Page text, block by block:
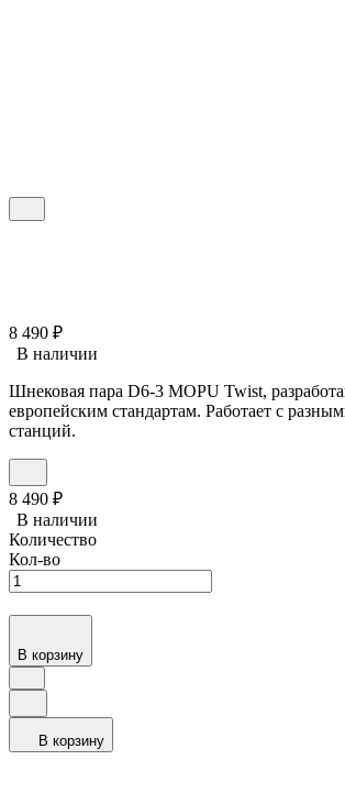
8 490 ₽
В наличии
Шнековая пара D6-3 MOPU Twist,
европейским стандартам. Работает с
станций.
8 490 ₽
В наличии
Количество
Кол-во
В корзину
В корзину